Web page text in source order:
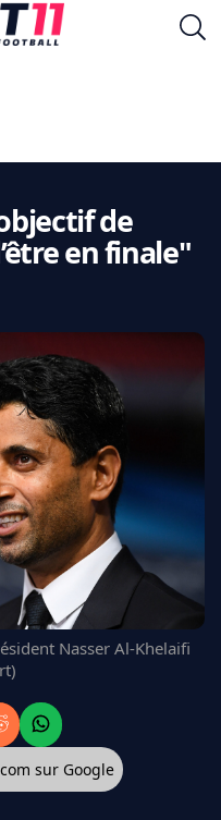
de
en finale"
Nasser Al-Khelaifi
sur Google